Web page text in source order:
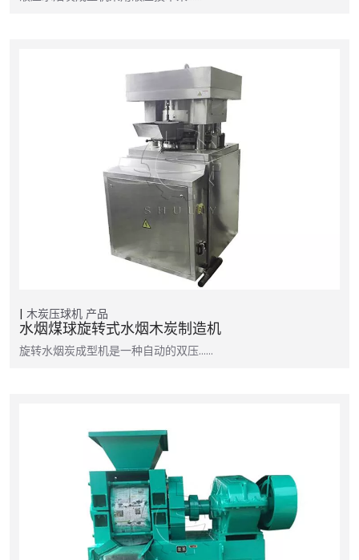
木炭压球机 产品
水烟煤球旋转式水烟木炭制造机
旋转水烟炭成型机是一种自动的双压……